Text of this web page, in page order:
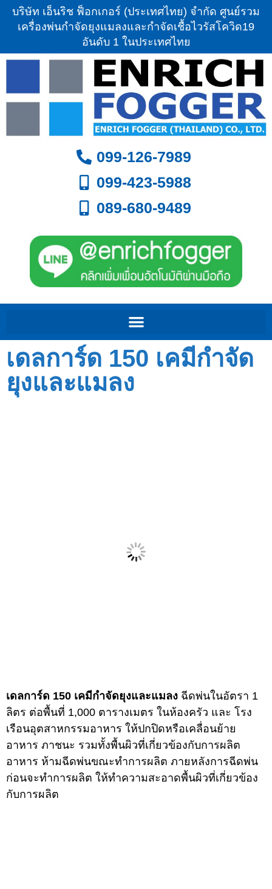
บริษัท เอ็นริช ฟ็อกเกอร์ (ประเทศไทย) จำกัด ศูนย์รวม
เครื่องพ่นกำจัดยุงแมลงและกำจัดเชื้อไวรัสโควิด19
อันดับ 1 ในประเทศไทย
099-126-7989
099-423-5988
089-680-9489
เดลการ์ด 150 เคมีกำจัด
ยุงและแมลง
เดลการ์ด 150 เคมีกำจัดยุงและแมลง ฉีดพ่นในอัตรา 1
ลิตร ต่อพื้นที่ 1,000 ตารางเมตร ในห้องครัว และ โรง
เรือนอุตสาหกรรมอาหาร ให้ปกปิดหรือเคลื่อนย้าย
อาหาร ภาชนะ รวมทั้งพื้นผิวที่เกี่ยวข้องกับการผลิต
อาหาร ห้ามฉีดพ่นขณะทำการผลิต ภายหลังการฉีดพ่น
ก่อนจะทำการผลิต ให้ทำความสะอาดพื้นผิวที่เกี่ยวข้อง
กับการผลิต